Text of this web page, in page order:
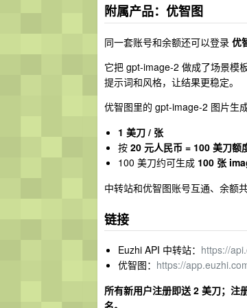
附属产品：优智图
同一套账号和余额还可以登录 优
它把 gpt-image-2 做成了场景模
提示词和风格，让结果更稳定。
优智图里的 gpt-image-2 图片生成
1 美刀 / 张
按 20 元人民币 = 100 美刀额
100 美刀约可生成 100 张
中转站和优智图账号互通、余额
链接
Euzhi API 中转站： https://
优智图： https://
所有新用户注册即送 2 美刀；注
名。